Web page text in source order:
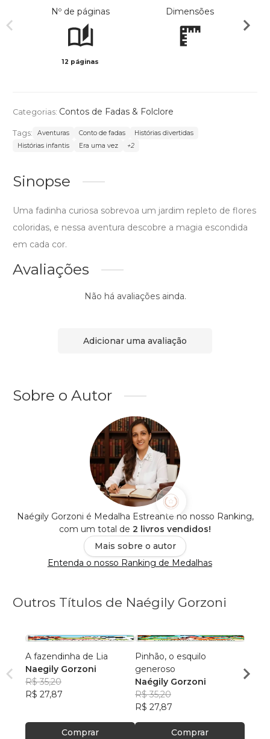
Nº de páginas
12 páginas
Dimensões
Categorias: Contos de Fadas & Folclore
Tags: Aventuras Conto de fadas
Histórias divertidas
Histórias infantis
Era uma vez +2
Sinopse
Uma fadinha curiosa sobrevoa um jardim repleto de flores
coloridas, e nessa aventura descobre a magia escondida
em cada cor.
Avaliações
Não há avaliações ainda.
Adicionar uma avaliação
Sobre o Autor
Naégily Gorzoni é Medalha Estreante no nosso Ranking,
com um total de 2 livros vendidos!
Mais sobre o autor
Entenda o nosso Ranking de Medalhas
Outros Títulos de Naégily Gorzoni
A fazendinha de Lia
Naegily Gorzoni
R$ 35,20
R$ 27,87
Comprar
Pinhão, o esquilo
generoso
Naégily Gorzoni
R$ 35,20
R$ 27,87
Comprar